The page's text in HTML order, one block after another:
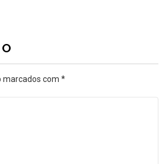
marcados com *